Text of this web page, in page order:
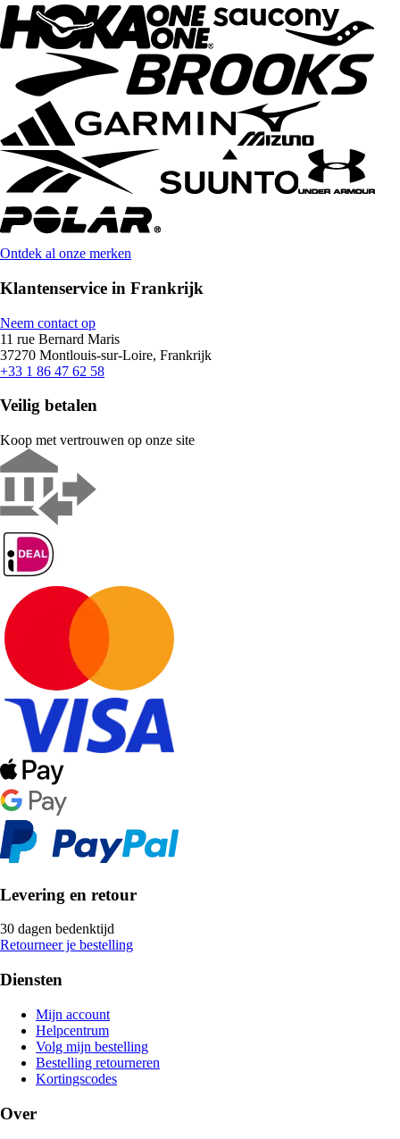
Ontdek al onze merken
Klantenservice in Frankrijk
Neem contact op
11 rue Bernard Maris
37270 Montlouis-sur-Loire, Frankrijk
+33 1 86 47 62 58
Veilig betalen
Koop met vertrouwen op onze site
Levering en retour
30 dagen bedenktijd
Retourneer je bestelling
Diensten
Mijn account
Helpcentrum
Volg mijn bestelling
Bestelling retourneren
Kortingscodes
Over